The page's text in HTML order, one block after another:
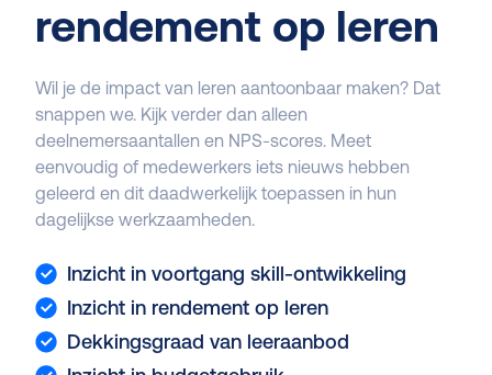
rendement op leren
Wil je de impact van leren aantoonbaar maken? Dat
snappen we. Kijk verder dan alleen
deelnemersaantallen en NPS-scores. Meet
eenvoudig of medewerkers iets nieuws hebben
geleerd en dit daadwerkelijk toepassen in hun
dagelijkse werkzaamheden.
Inzicht in voortgang skill-ontwikkeling
Inzicht in rendement op leren
Dekkingsgraad van leeraanbod